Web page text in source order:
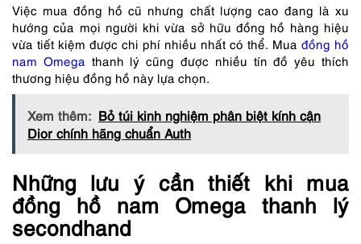
Việc mua đồng hồ cũ nhưng chất lượng cao đang là xu
hướng của mọi người khi vừa sở hữu đồng hồ hàng hiệu
vừa tiết kiệm được chi phí nhiều nhất có thể. Mua đồng hồ
nam Omega thanh lý cũng được nhiều tín đồ yêu thích
thương hiệu đồng hồ này lựa chọn.
Xem thêm: Bỏ túi kinh nghiệm phân biệt kính cận
Dior chính hãng chuẩn Auth
Những lưu ý cần thiết khi mua
đồng hồ nam Omega thanh lý
secondhand